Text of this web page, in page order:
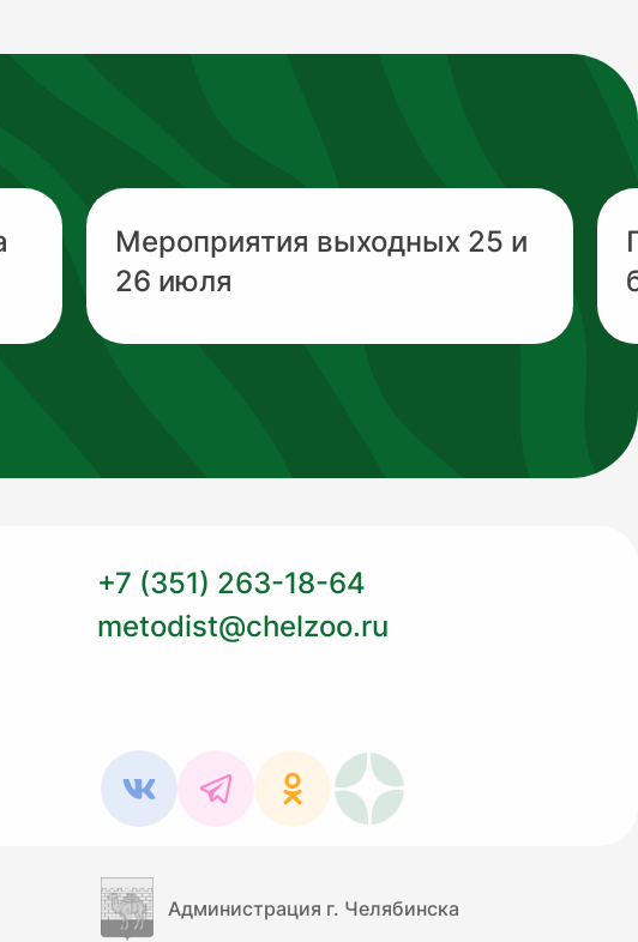
Мероприятия выходных 25 и
26 июля
+7 (351) 263-18-64
metodist@chelzoo.ru
Администрация г. Челябинска